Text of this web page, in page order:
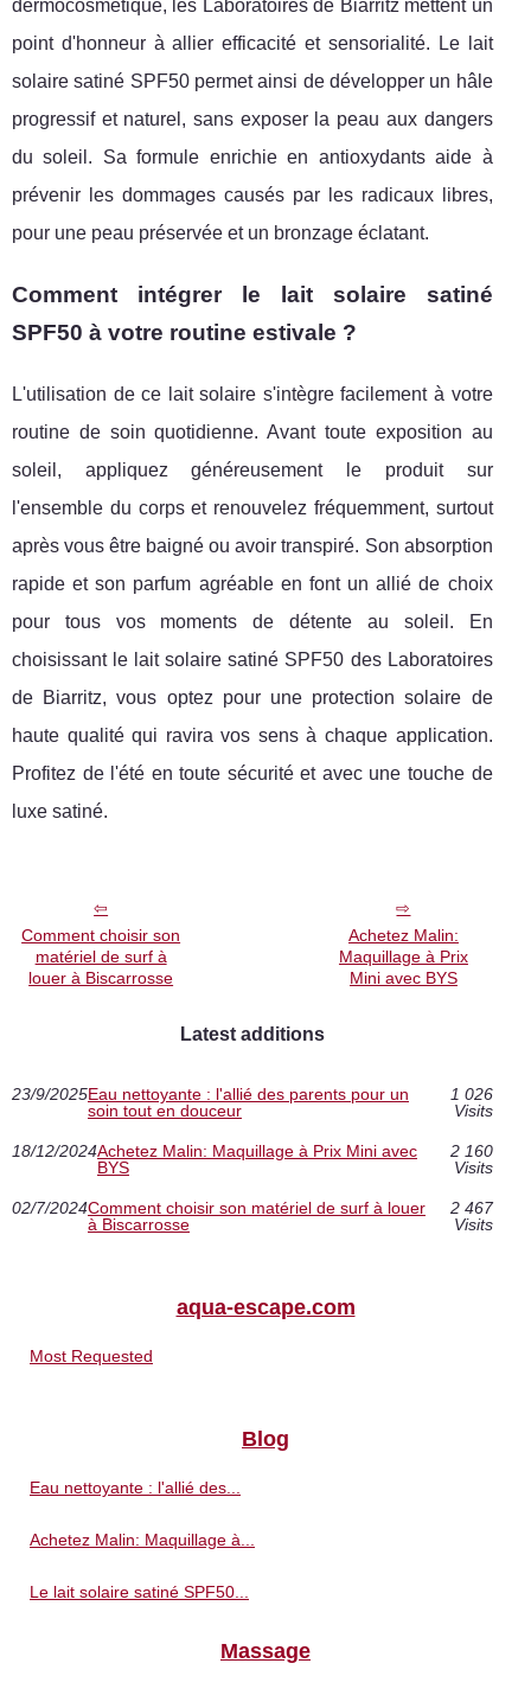
dermocosmétique, les Laboratoires de Biarritz mettent un
point d'honneur à allier efficacité et sensorialité. Le lait
solaire satiné SPF50 permet ainsi de développer un hâle
progressif et naturel, sans exposer la peau aux dangers
du soleil. Sa formule enrichie en antioxydants aide à
prévenir les dommages causés par les radicaux libres,
pour une peau préservée et un bronzage éclatant.
Comment intégrer le lait solaire satiné
SPF50 à votre routine estivale ?
L'utilisation de ce lait solaire s'intègre facilement à votre
routine de soin quotidienne. Avant toute exposition au
soleil, appliquez généreusement le produit sur
l'ensemble du corps et renouvelez fréquemment, surtout
après vous être baigné ou avoir transpiré. Son absorption
rapide et son parfum agréable en font un allié de choix
pour tous vos moments de détente au soleil. En
choisissant le lait solaire satiné SPF50 des Laboratoires
de Biarritz, vous optez pour une protection solaire de
haute qualité qui ravira vos sens à chaque application.
Profitez de l'été en toute sécurité et avec une touche de
luxe satiné.
Comment choisir son
matériel de surf à
louer à Biscarrosse
Achetez Malin:
Maquillage à Prix
Mini avec BYS
Latest additions
23/9/2025Eau nettoyante : l'allié des parents pour un
soin tout en douceur
1 026
Visits
18/12/2024Achetez Malin: Maquillage à Prix Mini avec
BYS
2 160
Visits
02/7/2024Comment choisir son matériel de surf à louer
à Biscarrosse
2 467
Visits
aqua-escape.com
Most Requested
Blog
Eau nettoyante : l'allié des...
Achetez Malin: Maquillage à...
Le lait solaire satiné SPF50...
Massage